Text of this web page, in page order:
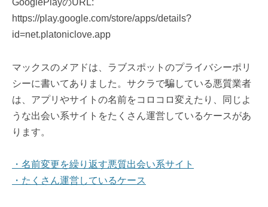
GooglePlayのURL:
https://play.google.com/store/apps/details?
id=net.platoniclove.app
マックスのメアドは、ラブスポットのプライバシーポリ
シーに書いてありました。サクラで騙している悪質業者
は、アプリやサイトの名前をコロコロ変えたり、同じよ
うな出会い系サイトをたくさん運営しているケースがあ
ります。
・名前変更を繰り返す悪質出会い系サイト
・たくさん運営しているケース